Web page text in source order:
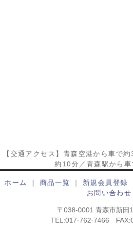
【交通アクセス】青森空港から車で
約10分／青森駅から
ホーム ｜ 商品一覧 ｜ 新規会員登録
お問い合わせ
〒038-0001 青森市新田
TEL:017-762-7466